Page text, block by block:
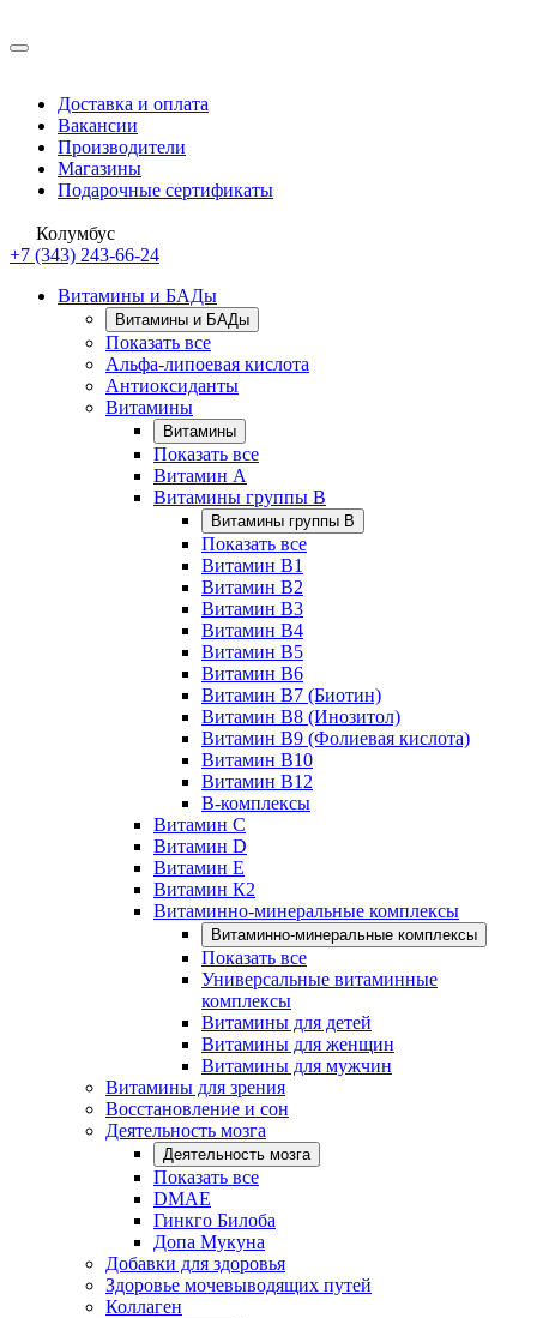
Доставка и оплата
Вакансии
Производители
Магазины
Подарочные сертификаты
Колумбус
+7 (343) 243-66-24
Витамины и БАДы
Витамины и БАДы
Показать все
Альфа-липоевая кислота
Антиоксиданты
Витамины
Витамины
Показать все
Витамин A
Витамины группы B
Витамины группы B
Показать все
Витамин B1
Витамин B2
Витамин B3
Витамин B4
Витамин B5
Витамин B6
Витамин B7 (Биотин)
Витамин B8 (Инозитол)
Витамин B9 (Фолиевая кислота)
Витамин B10
Витамин B12
B-комплексы
Витамин C
Витамин D
Витамин E
Витамин К2
Витаминно-минеральные комплексы
Витаминно-минеральные комплексы
Показать все
Универсальные витаминные
комплексы
Витамины для детей
Витамины для женщин
Витамины для мужчин
Витамины для зрения
Восстановление и сон
Деятельность мозга
Деятельность мозга
Показать все
DMAE
Гинкго Билоба
Допа Мукуна
Добавки для здоровья
Здоровье мочевыводящих путей
Коллаген